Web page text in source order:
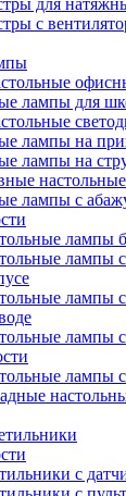
с
лампы для
лампы на
лампы на
лампы с
лампы
лампы
лампы
лампы
лампы
с